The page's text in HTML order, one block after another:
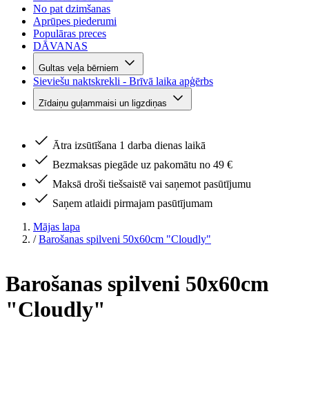
No pat dzimšanas
Aprūpes piederumi
Populāras preces
DĀVANAS
Gultas veļa bērniem
Sieviešu naktskrekli - Brīvā laika apģērbs
Zīdaiņu guļammaisi un ligzdiņas
Ātra izsūtīšana 1 darba dienas laikā
Bezmaksas piegāde uz pakomātu no 49 €
Maksā droši tiešsaistē vai saņemot pasūtījumu
Saņem atlaidi pirmajam pasūtījumam
Mājas lapa
/ Barošanas spilveni 50x60cm "Cloudly"
Barošanas spilveni 50x60cm
"Cloudly"